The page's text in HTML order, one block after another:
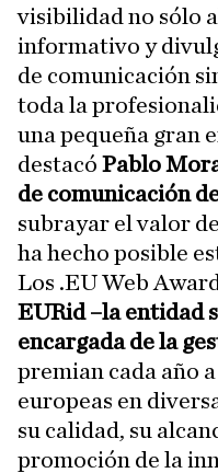
visibilidad no sólo
informativo y
de comunicación
toda la
una pequeña gran
destacó Pablo
de comunicación
subrayar el valor
ha hecho posible
Los .EU Web
EURid –la entidad
encargada de la
premian cada año
europeas en
su calidad, su
promoción de la